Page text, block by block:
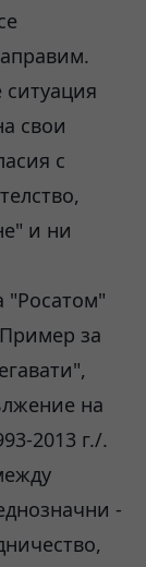
ситуация
свои
с
и ни
"Росатом"
за
на
2013 г./.
-